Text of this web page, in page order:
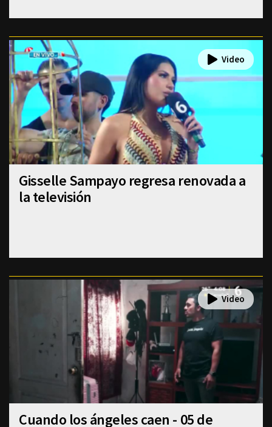
Gisselle Sampayo regresa renovada a
la televisión
Cuando los ángeles caen - 05 de